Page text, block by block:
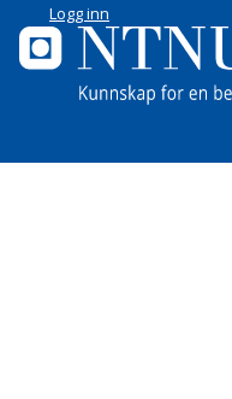
Logg inn